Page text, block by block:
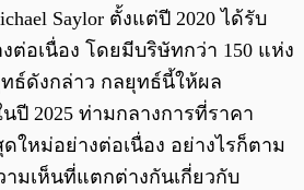
Saylor ตั้งแต่ปี 2020 ได้รับ
ต่อเนื่อง โดยมีบริษัทกว่า 150 แห่ง
ธ์ดังกล่าว กลยุทธ์นี้ให้ผล
ปี 2025 ท่ามกลางการที่ราคา
ใหม่อย่างต่อเนื่อง อย่างไรก็ตาม
ามเห็นที่แตกต่างกันเกี่ยวกับ